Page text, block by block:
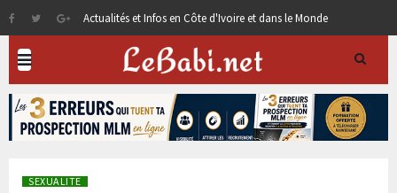
Actualités et Infos en Côte d'Ivoire et dans le Monde
SEXUALITE